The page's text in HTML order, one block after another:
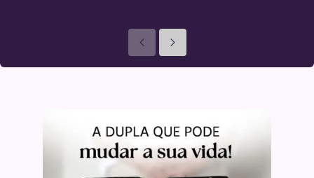
AnterioresSeguinte